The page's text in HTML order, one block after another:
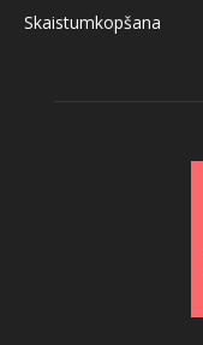
Skaistumkopšana